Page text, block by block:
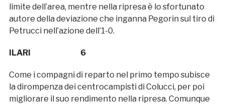
limite dell’area, mentre nella ripresa è lo sfortunato
autore della deviazione che inganna Pegorin sul tiro di
Petrucci nell’azione dell’1-0.
ILARI 6
Come i compagni di reparto nel primo tempo subisce
la dirompenza dei centrocampisti di Colucci, per poi
migliorare il suo rendimento nella ripresa. Comunque